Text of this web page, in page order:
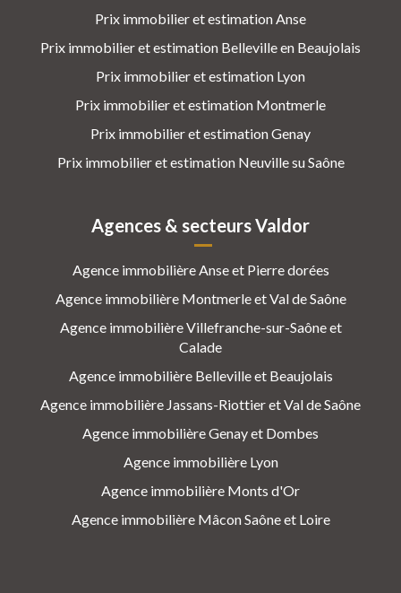
Prix immobilier et estimation Anse
Prix immobilier et estimation Belleville en Beaujolais
Prix immobilier et estimation Lyon
Prix immobilier et estimation Montmerle
Prix immobilier et estimation Genay
Prix immobilier et estimation Neuville su Saône
Agences & secteurs Valdor
Agence immobilière Anse et Pierre dorées
Agence immobilière Montmerle et Val de Saône
Agence immobilière Villefranche-sur-Saône et
Calade
Agence immobilière Belleville et Beaujolais
Agence immobilière Jassans-Riottier et Val de Saône
Agence immobilière Genay et Dombes
Agence immobilière Lyon
Agence immobilière Monts d'Or
Agence immobilière Mâcon Saône et Loire